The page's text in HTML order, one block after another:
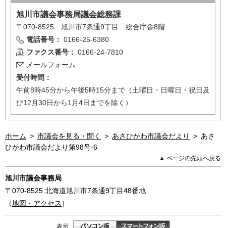
旭川市議会事務局議会総務課
〒070-8525 旭川市7条通9丁目 総合庁舎8階
電話番号： 0166-25-6380
ファクス番号： 0166-24-7810
メールフォーム
受付時間：
午前8時45分から午後5時15分まで（土曜日・日曜日・祝日及
び12月30日から1月4日までを除く）
ホーム > 市議会を見る・聞く > あさひかわ市議会だより > あさ
ひかわ市議会だより第98号-6
▲ ページの先頭へ戻る
旭川市議会事務局
〒070-8525 北海道旭川市7条通9丁目48番地
（地図・アクセス ）
表示